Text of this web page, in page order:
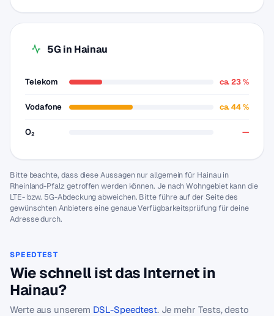
5G in Hainau
Telekom ca. 23 %
Vodafone ca. 44 %
O₂ —
Bitte beachte, dass diese Aussagen nur allgemein für Hainau in
Rheinland-Pfalz getroffen werden können. Je nach Wohngebiet kann die
LTE- bzw. 5G-Abdeckung abweichen. Bitte führe auf der Seite des
gewünschten Anbieters eine genaue Verfügbarkeitsprüfung für deine
Adresse durch.
SPEEDTEST
Wie schnell ist das Internet in
Hainau?
Werte aus unserem DSL-Speedtest. Je mehr Tests, desto